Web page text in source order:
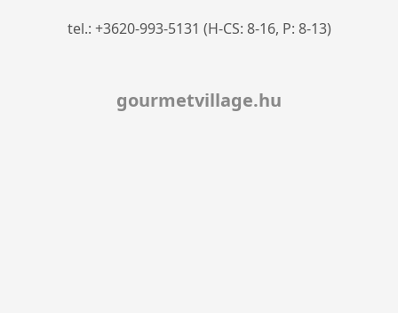
tel.: +3620-993-5131 (H-CS: 8-16, P: 8-13)
gourmetvillage.hu